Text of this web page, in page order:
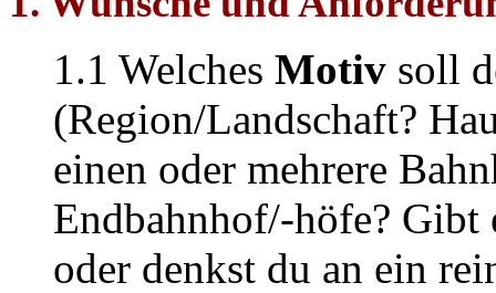
1.1 Welches Motiv soll
(Region/Landschaft?
einen oder mehrere
Endbahnhof/-höfe? Gibt
oder denkst du an ein